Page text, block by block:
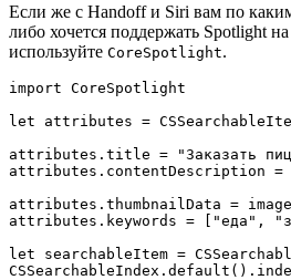
Если же с Handoff и Siri вам по
либо хочется поддержать Spotlight
используйте CoreSpotlight.
import CoreSpotlight
let attributes =
attributes.title = "Заказать
attributes.contentDescription =
attributes.thumbnailData =
attributes.keywords = ["еда",
let searchableItem =